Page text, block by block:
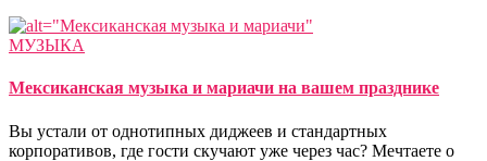
МУЗЫКА
Мексиканская музыка и мариачи на вашем празднике
Вы устали от однотипных диджеев и стандартных
корпоративов, где гости скучают уже через час? Мечтаете о